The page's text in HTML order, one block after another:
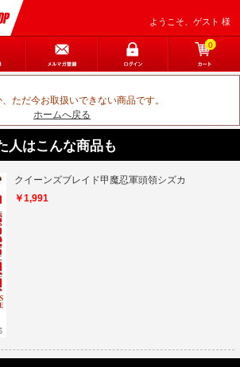
ようこそ、ゲスト 様
0
ただ今お取扱いできない商品です。
ホームへ戻る
人はこんな商品も
クイーンズブレイド甲魔忍軍頭領シズカ
￥1,991